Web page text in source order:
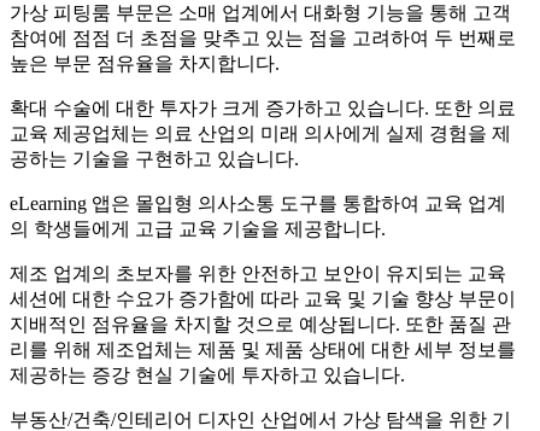
가상 피팅룸 부문은 소매 업계에서 대화형 기능을 통해 고객
참여에 점점 더 초점을 맞추고 있는 점을 고려하여 두 번째로
높은 부문 점유율을 차지합니다.
확대 수술에 대한 투자가 크게 증가하고 있습니다. 또한 의료
교육 제공업체는 의료 산업의 미래 의사에게 실제 경험을 제
공하는 기술을 구현하고 있습니다.
eLearning 앱은 몰입형 의사소통 도구를 통합하여 교육 업계
의 학생들에게 고급 교육 기술을 제공합니다.
제조 업계의 초보자를 위한 안전하고 보안이 유지되는 교육
세션에 대한 수요가 증가함에 따라 교육 및 기술 향상 부문이
지배적인 점유율을 차지할 것으로 예상됩니다. 또한 품질 관
리를 위해 제조업체는 제품 및 제품 상태에 대한 세부 정보를
제공하는 증강 현실 기술에 투자하고 있습니다.
부동산/건축/인테리어 디자인 산업에서 가상 탐색을 위한 기